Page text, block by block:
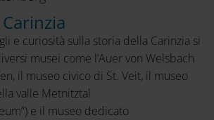
e curiosità sulla storia della Carinzia si
musei come l’Auer von Welsbach
il museo civico di St. Veit, il museo
valle Metnitztal
e il museo dedicato